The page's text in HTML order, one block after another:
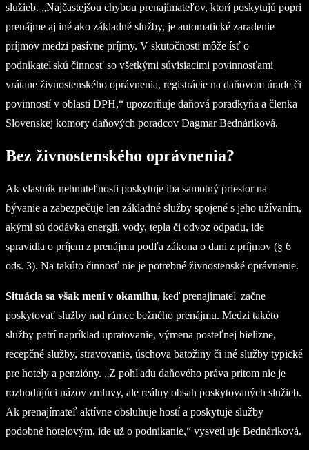
služieb. „Najčastejšou chybou prenajímateľov, ktorí poskytujú popri
prenájme aj iné ako základné služby, je automatické zaradenie
príjmov medzi pasívne príjmy. V skutočnosti môže ísť o
podnikateľskú činnosť so všetkými súvisiacimi povinnosťami
vrátane živnostenského oprávnenia, registrácie na daňovom úrade či
povinností v oblasti DPH,“ upozorňuje daňová poradkyňa a členka
Slovenskej komory daňových poradcov Dagmar Bednáriková.
Bez živnostenského oprávnenia?
Ak vlastník nehnuteľnosti poskytuje iba samotný priestor na
bývanie a zabezpečuje len základné služby spojené s jeho užívaním,
akými sú dodávka energií, vody, tepla či odvoz odpadu, ide
spravidla o príjem z prenájmu podľa zákona o dani z príjmov (§ 6
ods. 3). Na takúto činnosť nie je potrebné živnostenské oprávnenie.
Situácia sa však mení v okamihu, keď prenajímateľ začne
poskytovať služby nad rámec bežného prenájmu. Medzi takéto
služby patrí napríklad upratovanie, výmena posteľnej bielizne,
recepčné služby, stravovanie, úschova batožiny či iné služby typické
pre hotely a penzióny. „Z pohľadu daňového práva pritom nie je
rozhodujúci názov zmluvy, ale reálny obsah poskytovaných služieb.
Ak prenajímateľ aktívne obsluhuje hostí a poskytuje služby
podobné hotelovým, ide už o podnikanie,“ vysvetľuje Bednáriková.